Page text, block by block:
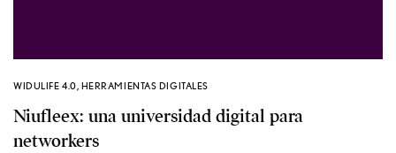
WIDULIFE 4.0, HERRAMIENTAS DIGITALES
Niufleex: una universidad digital para
networkers